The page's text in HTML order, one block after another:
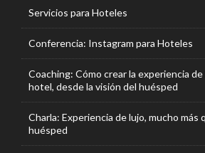
Servicios para Hoteles
Conferencia: Instagram para Hoteles
Coaching: Cómo crear la experiencia
hotel, desde la visión del huésped
Charla: Experiencia de lujo, mucho más
huésped